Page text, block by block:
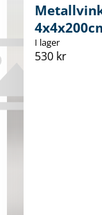
I lager
530 kr